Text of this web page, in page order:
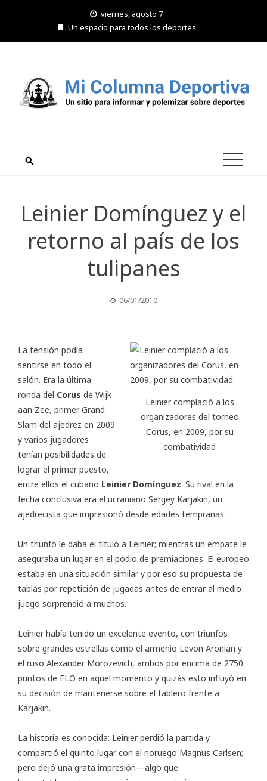
viernes, agosto 7
Un espacio para todos los deportes
Leinier Domínguez y el
retorno al país de los
tulipanes
06/01/2010
Leinier complació a los
organizadores del torneo
Corus, en 2009, por su
combatividad
La tensión podía
sentirse en todo el
salón. Era la última
ronda del Corus de Wijk
aan Zee, primer Grand
Slam del ajedrez en 2009
y varios jugadores
tenían posibilidades de
lograr el primer puesto,
entre ellos el cubano Leinier Domínguez. Su rival en la
fecha conclusiva era el ucraniano Sergey Karjakin, un
ajedrecista que impresionó desde edades tempranas.
Un triunfo le daba el título a Leinier; mientras un empate le
aseguraba un lugar en el podio de premiaciones. El europeo
estaba en una situación similar y por eso su propuesta de
tablas por repetición de jugadas antes de entrar al medio
juego sorprendió a muchos.
Leinier había tenido un excelente evento, con triunfos
sobre grandes estrellas como el armenio Levon Aronian y
el ruso Alexander Morozevich, ambos por encima de 2750
puntos de ELO en aquel momento y quizás esto influyó en
su decisión de mantenerse sobre el tablero frente a
Karjakin.
La historia es conocida: Leinier perdió la partida y
compartió el quinto lugarcon el noruego Magnus Carlsen;
pero dejó una grata impresión—algo que